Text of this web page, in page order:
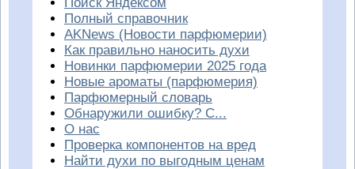
Полный справочник
AKNews (Новости парфюмерии)
Как правильно наносить духи
Новинки парфюмерии 2025 года
Новые ароматы (парфюмерия)
Парфюмерный словарь
Обнаружили ошибку? С...
О нас
Проверка компонентов на вред
Найти духи по выгодным ценам